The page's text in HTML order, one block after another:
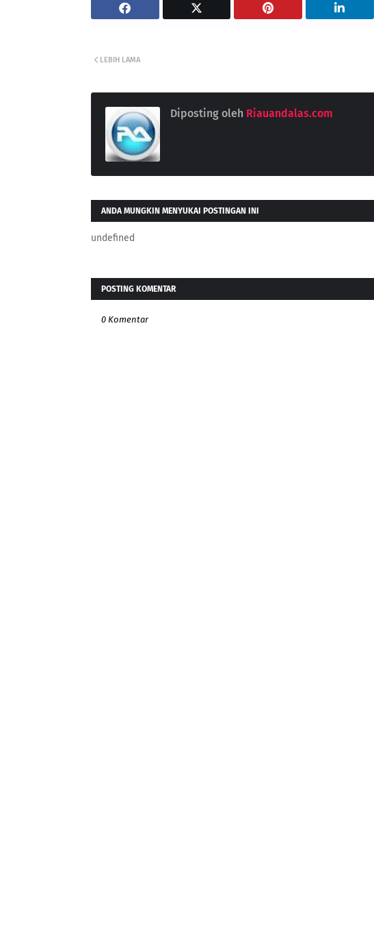
LEBIH LAMA
Diposting oleh Riauandalas.com
ANDA MUNGKIN MENYUKAI POSTINGAN INI
undefined
POSTING KOMENTAR
0 Komentar